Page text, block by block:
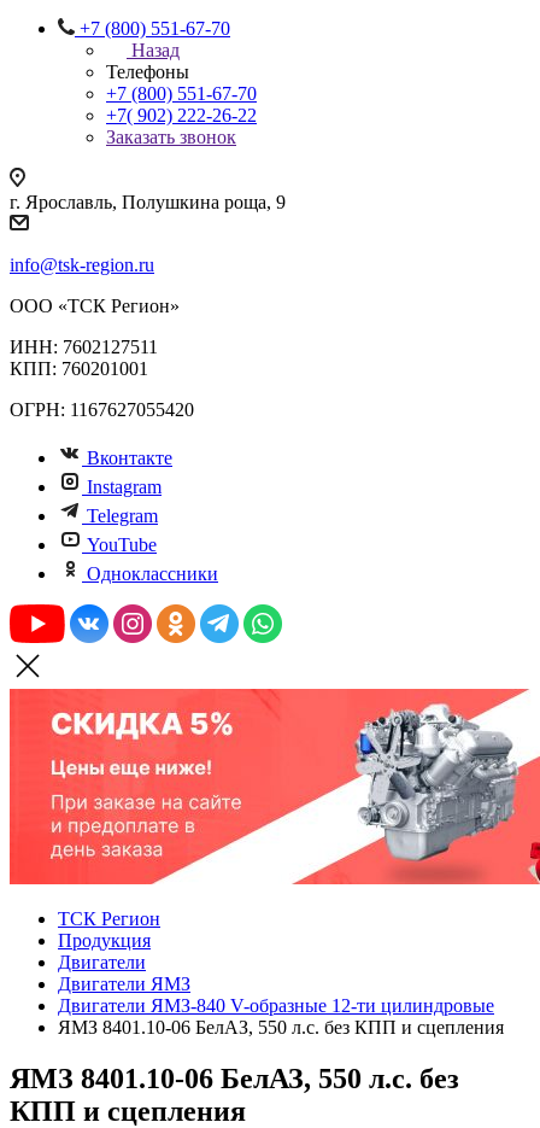
+7 (800) 551-67-70
Назад
Телефоны
+7 (800) 551-67-70
+7( 902) 222-26-22
Заказать звонок
г. Ярославль, Полушкина роща, 9
info@tsk-region.ru
ООО «ТСК Регион»
ИНН: 7602127511
КПП: 760201001
ОГРН: 1167627055420
Вконтакте
Instagram
Telegram
YouTube
Одноклассники
ТСК Регион
Продукция
Двигатели
Двигатели ЯМЗ
Двигатели ЯМЗ-840 V-образные 12-ти цилиндровые
ЯМЗ 8401.10-06 БелАЗ, 550 л.с. без КПП и сцепления
ЯМЗ 8401.10-06 БелАЗ, 550 л.с. без
КПП и сцепления